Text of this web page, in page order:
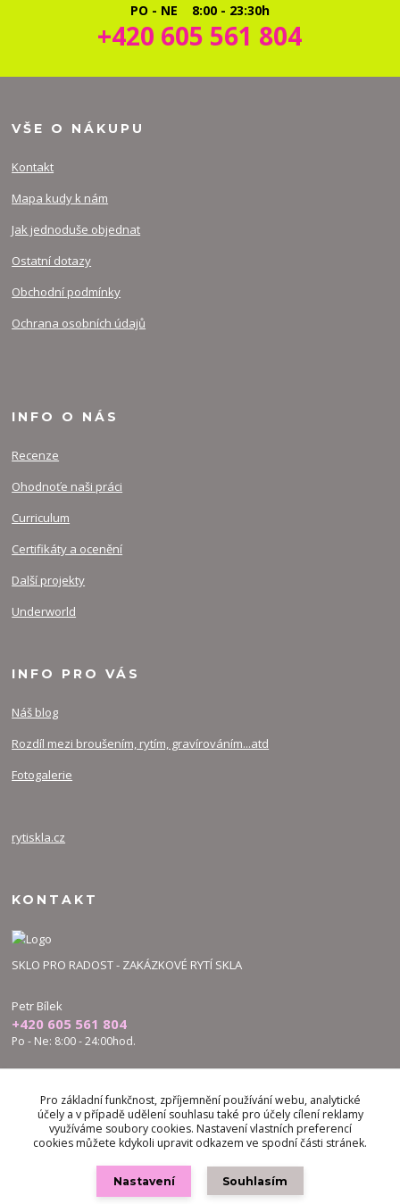
PO - NE 8:00 - 23:30h
+420 605 561 804
VŠE O NÁKUPU
Kontakt
Mapa kudy k nám
Jak jednoduše objednat
Ostatní dotazy
Obchodní podmínky
Ochrana osobních údajů
INFO O NÁS
Recenze
Ohodnoťe naši práci
Curriculum
Certifikáty a ocenění
Další projekty
Underworld
INFO PRO VÁS
Náš blog
Rozdíl mezi broušením, rytím, gravírováním...atd
Fotogalerie
rytiskla.cz
KONTAKT
SKLO PRO RADOST - ZAKÁZKOVÉ RYTÍ SKLA
Petr Bílek
+420 605 561 804
Po - Ne: 8:00 - 24:00hod.
bilek.petr@skloproradost.cz
Pro základní funkčnost, zpříjemnění používání webu, analytické
účely a v případě udělení souhlasu také pro účely cílení reklamy
využíváme soubory cookies. Nastavení vlastních preferencí
cookies můžete kdykoli upravit odkazem ve spodní části stránek.
Nastavení Souhlasím